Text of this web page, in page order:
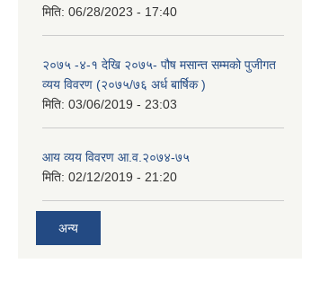
मिति: 06/28/2023 - 17:40
२०७५ -४-१ देखि २०७५- पौष मसान्त सम्मको पुजीगत
व्यय विवरण (२०७५/७६ अर्ध बार्षिक )
मिति: 03/06/2019 - 23:03
आय व्यय विवरण आ.व.२०७४-७५
मिति: 02/12/2019 - 21:20
अन्य